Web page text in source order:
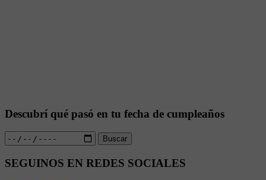
Descubrí qué pasó en tu fecha de cumpleaños
Buscar
SEGUINOS EN REDES SOCIALES